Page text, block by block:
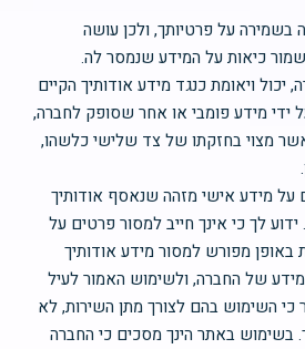
בשמירה על פרטיותך, ולכן עושה
כיאות על המידע שנמסר לה.
ויאומת כנגד מידע אודותיך הקיים
ידי מידע פומבי או אחר שסופק לחברה,
מצוי בחזקתו של צד שלישי כלשהו,
על מידע אישי מזהה שנאסף אודותיך
לך כי אינך חייב למסור פרטים על
באופן מפורש למסור מידע אודותיך
של החברה, ולשימוש האמור לעיל
השימוש בהם לצורך מתן השירות, לא
בשימוש באתר הינך מסכים כי החברה